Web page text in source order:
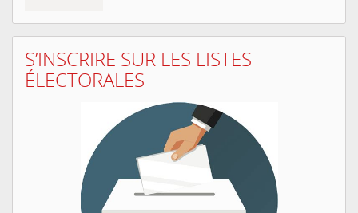
S’INSCRIRE SUR LES LISTES
ÉLECTORALES